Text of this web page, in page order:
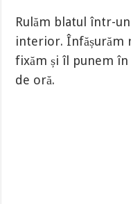
Rulăm blatul într-
interior. Înfășurăm
fixăm și îl punem
de oră.